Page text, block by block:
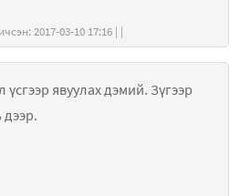
Зочин хэзээ бичсэн: 2017-03-10 17:16 | |
явуулах дэмий. Зүгээр
дээр.